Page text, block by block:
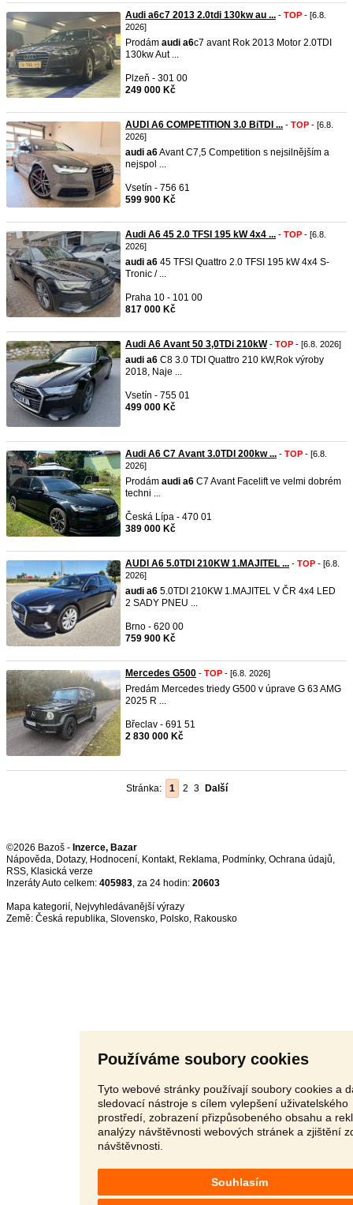
Používáme soubory cookies
Tyto webové stránky používají soubory cookies a
sledovací nástroje s cílem vylepšení uživatelského
prostředí, zobrazení přizpůsobeného obsahu a
analýzy návštěvnosti webových stránek a zjištění
návštěvnosti.
Souhlasím
Audi a6c7 2013 2.0tdi 130kw au ... - TOP - [6.8.
2026]
Prodám audi a6c7 avant Rok 2013 Motor 2.0TDI
130kw Aut ...
Plzeň - 301 00
249 000 Kč
AUDI A6 COMPETITION 3.0 BiTDI ... - TOP - [6.8.
2026]
audi a6Avant C7,5 Competition s nejsilnějším a
nejspol ...
Vsetín - 756 61
599 900 Kč
Audi A6 45 2.0 TFSI 195 kW 4x4 ... - TOP - [6.8.
2026]
audi a6 45 TFSI Quattro 2.0 TFSI 195 kW 4x4 S-
Tronic / ...
Praha 10 - 101 00
817 000 Kč
Audi A6 Avant 50 3,0TDi 210kW- TOP - [6.8. 2026]
audi a6 C8 3.0 TDI Quattro 210 kW,Rok výroby
2018, Naje ...
Vsetín - 755 01
499 000 Kč
Audi A6 C7 Avant 3.0TDI 200kw ... - TOP - [6.8.
2026]
Prodám audi a6 C7 Avant Facelift ve velmi dobrém
techni ...
Česká Lípa - 470 01
389 000 Kč
AUDI A6 5.0TDI 210KW 1.MAJITEL ... - TOP - [6.8.
2026]
audi a6 5.0TDI 210KW 1.MAJITEL V ČR 4x4 LED
2 SADY PNEU ...
Brno - 620 00
759 900 Kč
Mercedes G500 - TOP - [6.8. 2026]
Predám Mercedes triedy G500 v úprave G 63 AMG
2025 R ...
Břeclav - 691 51
2 830 000 Kč
Stránka: 1 2 3 Další
©2026 Bazoš - Inzerce, Bazar
Nápověda, Dotazy, Hodnocení, Kontakt, Reklama, Podmínky, Ochrana údajů,
RSS,
Inzeráty Auto celkem: 405983, za 24 hodin: 20603
Mapa kategorií, Nejvyhledávanější výrazy
Země: Česká republika, Slovensko, Polsko, Rakousko